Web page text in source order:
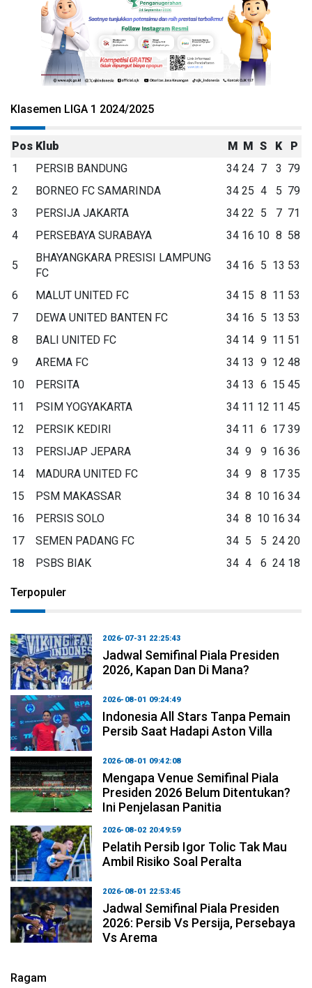
Klasemen LIGA 1 2024/2025
Pos Klub M M S K
P
1
PERSIB BANDUNG 34 24 7 3 79
2
BORNEO FC SAMARINDA 34 25 4 5 79
3
PERSIJA JAKARTA 34 22 5 7 71
4
PERSEBAYA SURABAYA 34 16 10 8 58
5
BHAYANGKARA PRESISI LAMPUNG
FC
34 16 5 13 53
6 MALUT UNITED FC 34 15 8 11 53
7
DEWA UNITED BANTEN FC 34 16 5 13 53
8
BALI UNITED FC 34 14 9 11 51
9
AREMA FC 34 13 9 12 48
10
PERSITA 34 13 6 15 45
11
PSIM YOGYAKARTA 34 11 12 11 45
12
PERSIK KEDIRI 34 11 6 17 39
13
PERSIJAP JEPARA 34 9 9 16 36
14
MADURA UNITED FC 34 9 8 17 35
15
PSM MAKASSAR 34 8 10 16 34
16
PERSIS SOLO 34 8 10 16 34
17
SEMEN PADANG FC 34 5 5 24 20
18
PSBS BIAK 34 4 6 24 18
Terpopuler
2026-07-31 22:25:43
Jadwal Semifinal Piala Presiden
2026, Kapan Dan Di Mana?
2026-08-01 09:24:49
Indonesia All Stars Tanpa Pemain
Persib Saat Hadapi Aston Villa
2026-08-01 09:42:08
Mengapa Venue Semifinal Piala
Presiden 2026 Belum Ditentukan?
Ini Penjelasan Panitia
2026-08-02 20:49:59
Pelatih Persib Igor Tolic Tak Mau
Ambil Risiko Soal Peralta
2026-08-01 22:53:45
Jadwal Semifinal Piala Presiden
2026: Persib Vs Persija, Persebaya
Vs Arema
Ragam